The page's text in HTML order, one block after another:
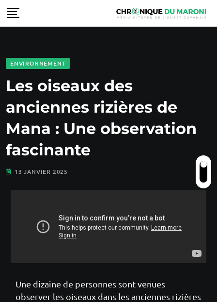
ENVIRONNEMENT
Les oiseaux des
anciennes rizières de
Mana : Une observation
fascinante
13 JANVIER 2025
Une dizaine de personnes sont venues
observer les oiseaux dans les anciennes rizières